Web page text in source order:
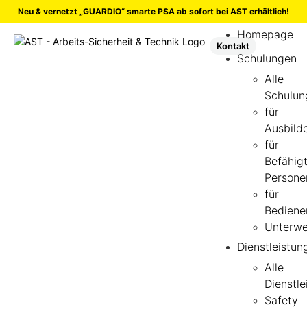
springen
Neu & vernetzt „GUARDIO“ smarte PSA ab sofort bei AST erhältlich!
Homepage
Schulungen
Alle
für
für
für
Alle
Safety
Kontakt